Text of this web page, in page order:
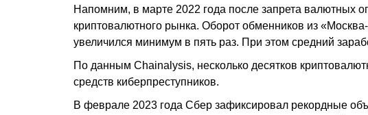
Напомним, в марте 2022 года после запрета валютных
криптовалютного рынка. Оборот обменников из
увеличился минимум в пять раз. При этом средний
По данным Chainalysis, несколько десятков
средств киберпреступников.
В феврале 2023 года Сбер зафиксировал рекордные